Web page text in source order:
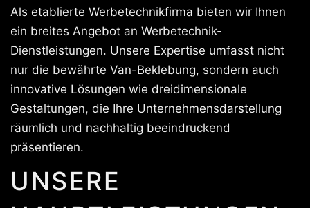
Als etablierte Werbetechnikfirma bieten wir Ihnen
ein breites Angebot an Werbetechnik-
Dienstleistungen. Unsere Expertise umfasst nicht
nur die bewährte Van-Beklebung, sondern auch
innovative Lösungen wie dreidimensionale
Gestaltungen, die Ihre Unternehmensdarstellung
räumlich und nachhaltig beeindruckend
präsentieren.
UNSERE